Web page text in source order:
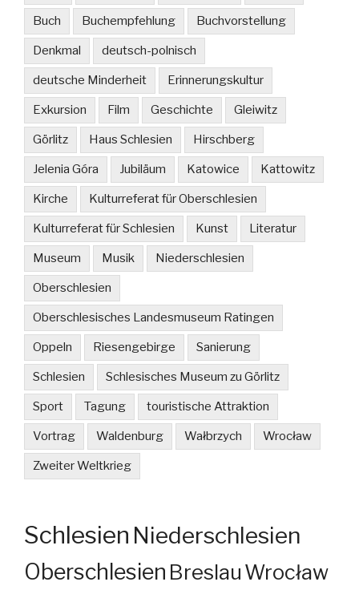
Buch Buchempfehlung Buchvorstellung
Denkmal deutsch-polnisch
deutsche Minderheit Erinnerungskultur
Exkursion Film Geschichte Gleiwitz
Görlitz Haus Schlesien Hirschberg
Jelenia Góra Jubiläum Katowice Kattowitz
Kirche Kulturreferat für Oberschlesien
Kulturreferat für Schlesien Kunst Literatur
Museum Musik Niederschlesien
Oberschlesien
Oberschlesisches Landesmuseum Ratingen
Oppeln Riesengebirge Sanierung
Schlesien Schlesisches Museum zu Görlitz
Sport Tagung touristische Attraktion
Vortrag Waldenburg Wałbrzych Wrocław
Zweiter Weltkrieg
Schlesien Niederschlesien
Oberschlesien Breslau Wrocław